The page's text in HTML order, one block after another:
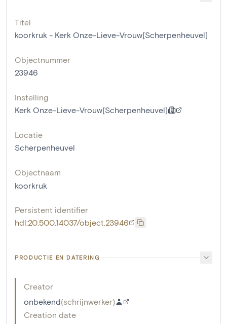
Titel
koorkruk - Kerk Onze-Lieve-Vrouw[Scherpenheuvel]
Objectnummer
23946
Instelling
Kerk Onze-Lieve-Vrouw[Scherpenheuvel]
Locatie
Scherpenheuvel
Objectnaam
koorkruk
Persistent identifier
hdl:20.500.14037/object.23946
PRODUCTIE EN DATERING
Creator
onbekend(schrijnwerker)
Creation date